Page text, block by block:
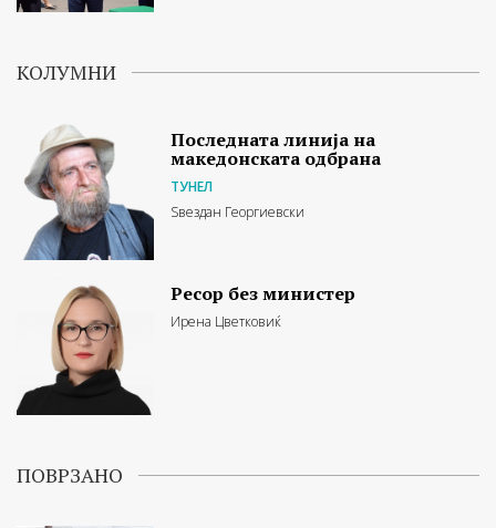
КОЛУМНИ
Последната линија на
македонската одбрана
ТУНЕЛ
Ѕвездан Георгиевски
Ресор без министер
Ирена Цветковиќ
ПОВРЗАНО